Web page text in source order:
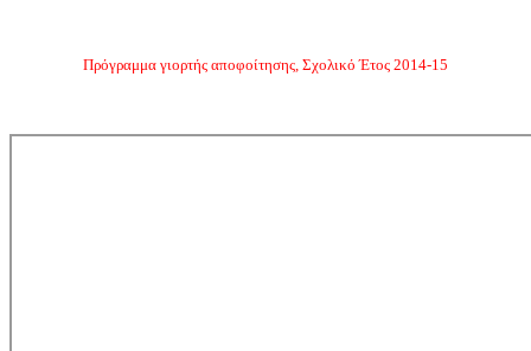
Πρόγραμμα γιορτής αποφοίτησης, Σχολικό Έτος 2014-15